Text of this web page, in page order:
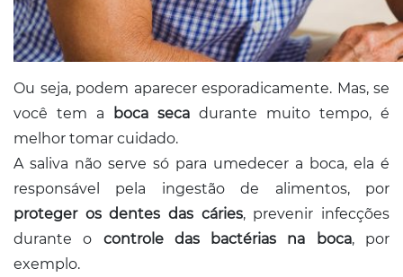
Ou seja, podem aparecer esporadicamente. Mas, se
você tem a
boca seca durante muito tempo, é
melhor tomar cuidado.
A saliva não serve só para umedecer a boca, ela é
responsável pela ingestão de alimentos, por
proteger os dentes das cáries, prevenir infecções
durante o controle das bactérias na boca, por
exemplo.